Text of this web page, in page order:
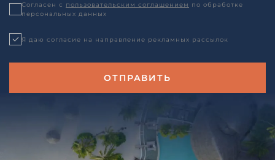
Согласен с пользовательским соглашением по обработке
персональных данных
Я даю согласие на направление рекламных рассылок